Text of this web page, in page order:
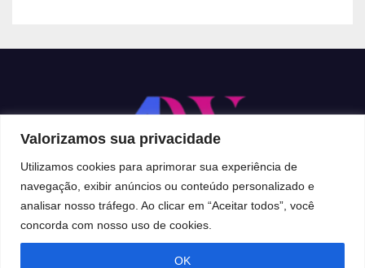
Valorizamos sua privacidade
Utilizamos cookies para aprimorar sua experiência de
navegação, exibir anúncios ou conteúdo personalizado e
analisar nosso tráfego. Ao clicar em “Aceitar todos”, você
concorda com nosso uso de cookies.
OK
Proudly powered by WordPress|Theme:
GRUPO WHATSAPP